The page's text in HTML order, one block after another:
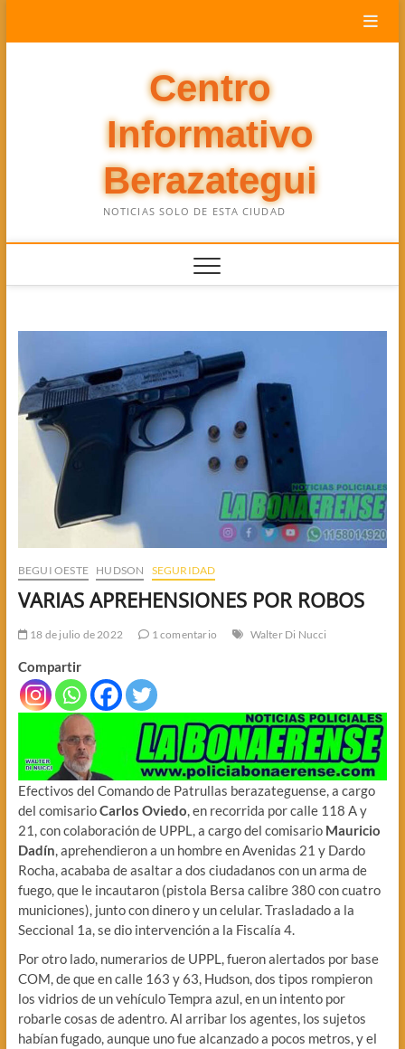
Centro
Informativo
Berazategui
NOTICIAS SOLO DE ESTA CIUDAD
BEGUI OESTE HUDSON SEGURIDAD
VARIAS APREHENSIONES POR ROBOS
18 de julio de 2022 1 comentario Walter Di Nucci
Compartir
Efectivos del Comando de Patrullas berazateguense, a cargo
del comisarioCarlos Oviedo, en recorrida por calle 118 A y
21, con colaboración de UPPL, a cargo del comisario Mauricio
Dadín, aprehendieron a un hombre en Avenidas 21 y Dardo
Rocha, acababa de asaltar a dos ciudadanos con un arma de
fuego, que le incautaron (pistola Bersa calibre 380 con cuatro
municiones), junto con dinero y un celular. Trasladado a la
Seccional 1a, se dio intervención a la Fiscalía 4.
Por otro lado, numerarios de UPPL, fueron alertados por base
COM, de que en calle 163 y 63, Hudson, dos tipos rompieron
los vidrios de un vehículo Tempra azul, en un intento por
robarle cosas de adentro. Al arribar los agentes, los sujetos
habían fugado, aunque uno fue alcanzado a pocos metros, y el